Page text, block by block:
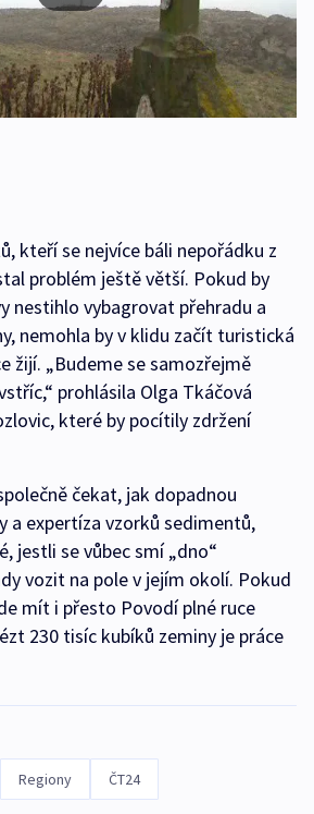
kteří se nejvíce báli nepořádku z
problém ještě větší. Pokud by
nestihlo vybagrovat přehradu a
nemohla by v klidu začít turistická
žijí. „Budeme se samozřejmě
prohlásila Olga Tkáčová
které by pocítily zdržení
čekat, jak dopadnou
a expertíza vzorků sedimentů,
jestli se vůbec smí „dno“
vozit na pole v jejím okolí. Pokud
mít i přesto Povodí plné ruce
230 tisíc kubíků zeminy je práce
Regiony ČT24